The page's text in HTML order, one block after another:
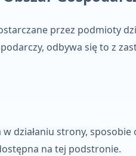
przez podmioty
odbywa się to z
działaniu strony,
na tej podstronie.